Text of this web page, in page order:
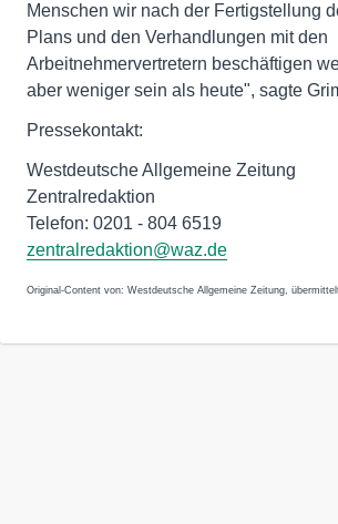
Menschen wir nach der Fertigstellung
Plans und den Verhandlungen mit den
Arbeitnehmervertretern beschäftigen
aber weniger sein als heute", sagte
Pressekontakt:
Westdeutsche Allgemeine Zeitung
Zentralredaktion
Telefon: 0201 - 804 6519
zentralredaktion@waz.de
Original-Content von: Westdeutsche Allgemeine Zeitung,